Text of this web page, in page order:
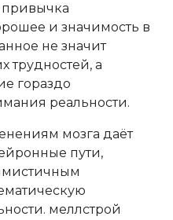
привычка
и значимость в
не значит
трудностей, а
гораздо
реальности.
мозга даёт
пути,
меллстрой